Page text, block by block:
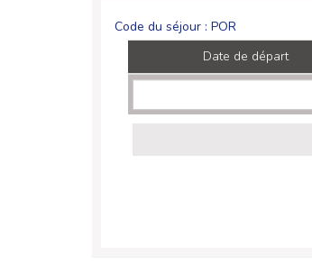
Code du séjour : POR
Date de départ